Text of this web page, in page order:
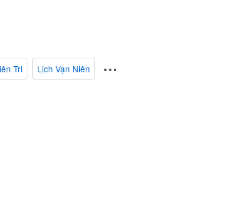
Tri
Lịch Vạn Niên